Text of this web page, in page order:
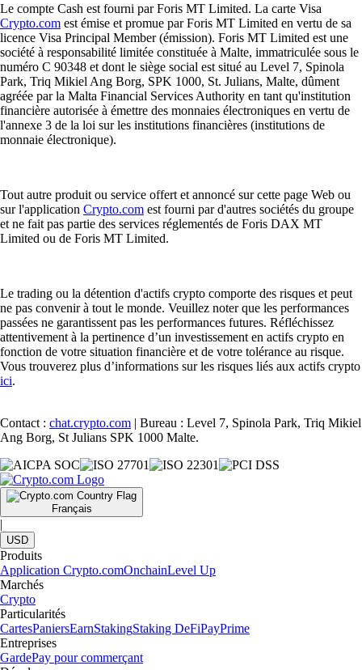
Le compte Cash est fourni par Foris MT Limited. La carte Visa
Crypto.com est émise et promue par Foris MT Limited en vertu de sa
licence Visa Principal Member (émission). Foris MT Limited est une
société à responsabilité limitée constituée à Malte, immatriculée sous le
numéro C 90348 et dont le siège social est situé au Level 7, Spinola
Park, Triq Mikiel Ang Borg, SPK 1000, St. Julians, Malte, dûment
agréée par la Malta Financial Services Authority en tant qu'institution
financière autorisée à émettre des monnaies électroniques en vertu de
l'annexe 3 de la loi sur les institutions financières (institutions de
monnaie électronique).
Tout autre produit ou service offert et annoncé sur cette page Web ou
sur l'application Crypto.com est fourni par d'autres sociétés du groupe
et ne fait pas partie des services réglementés de Foris DAX MT
Limited ou de Foris MT Limited.
Le trading ou la détention d'actifs crypto comporte des risques et peut
ne pas convenir à tout le monde. Veuillez noter que les performances
passées ne garantissent pas les performances futures. Réfléchissez
attentivement à la pertinence d’un investissement en actifs crypto en
fonction de votre situation financière et de votre tolérance au risque.
Vous trouverez plus d’informations sur les risques liés aux actifs crypto
ici.
Contact : chat.crypto.com | Bureau : Level 7, Spinola Park, Triq Mikiel
Ang Borg, St Julians SPK 1000 Malte.
Français
|
USD
Produits
Application Crypto.comOnchainLevel Up
Marchés
Crypto
Particularités
CartesPaniersEarnStakingStaking DeFiPayPrime
Entreprises
GardePay pour commerçant